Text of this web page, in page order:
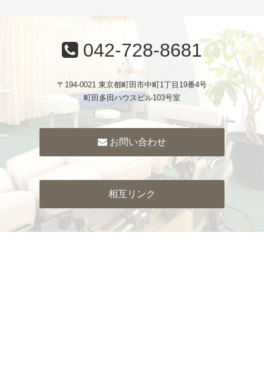
042-728-8681
〒194-0021 東京都町田市中町1丁目19番4号
町田多田ハウスビル103号室
お問い合わせ
相互リンク